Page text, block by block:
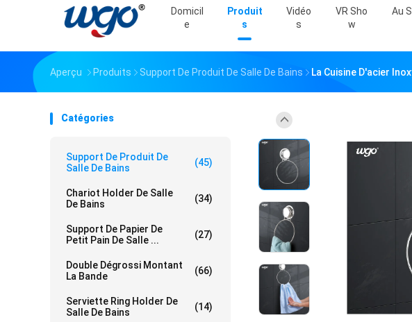
Domicil
E
Produit
S
Vidéo
S
VR Sho
W
Au
Aperçu Produits Support De Produit De Salle De Bains La Cuisine D'acier
Catégories
Support De Produit De
Salle De Bains
(45)
Chariot Holder De Salle
De Bains
(34)
Support De Papier De
Petit Pain De Salle ...
(27)
Double Dégrossi Montant
La Bande
(66)
Serviette Ring Holder De
Salle De Bains
(14)